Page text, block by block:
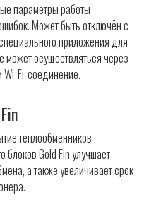
параметры работы
Может быть отключён с
приложения для
может осуществляться через
Fi-соединение.
теплообменников
блоков Gold Fin улучшает
а также увеличивает срок